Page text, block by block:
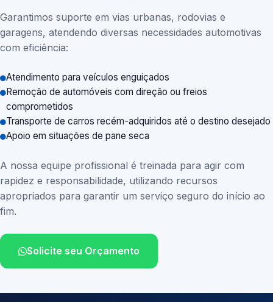
Garantimos suporte em vias urbanas, rodovias e
garagens, atendendo diversas necessidades automotivas
com eficiência:
Atendimento para veículos enguiçados
Remoção de automóveis com direção ou freios
comprometidos
Transporte de carros recém-adquiridos até o destino desejado
Apoio em situações de pane seca
A nossa equipe profissional é treinada para agir com
rapidez e responsabilidade, utilizando recursos
apropriados para garantir um serviço seguro do início ao
fim.
Solicite seu Orçamento